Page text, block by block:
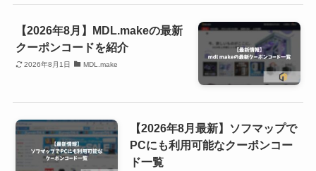
【2026年8月】MDL.makeの最新
クーポンコードを紹介
2026年8月1日 MDL.make
【2026年8月最新】ソフマップで
PCにも利用可能なクーポンコー
ド一覧